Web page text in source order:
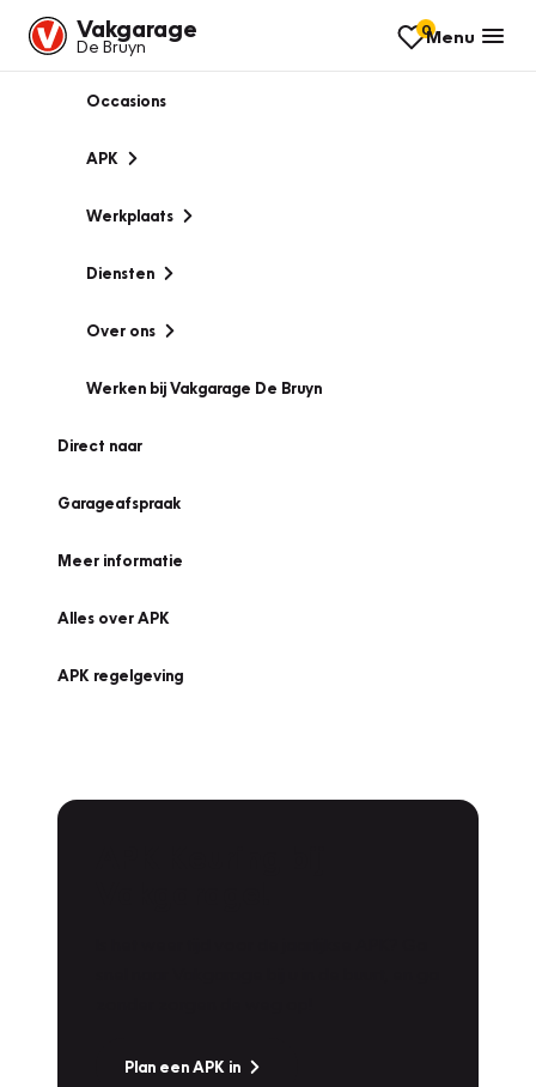
Vakgarage
De Bruyn
0Menu
Occasions
APK
Werkplaats
Diensten
Over ons
Werken bij Vakgarage De Bruyn
Direct naar
Garageafspraak
Meer informatie
Alles over APK
APK regelgeving
Plan een APK in